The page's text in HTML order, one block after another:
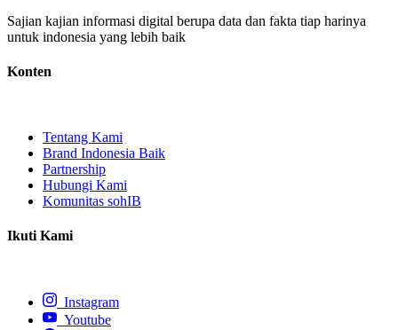
Sajian kajian informasi digital berupa data dan fakta tiap harinya
untuk indonesia yang lebih baik
Konten
Tentang Kami
Brand Indonesia Baik
Partnership
Hubungi Kami
Komunitas sohIB
Ikuti Kami
Instagram
Youtube